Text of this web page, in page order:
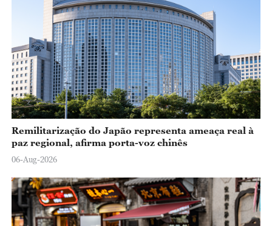
Remilitarização do Japão representa ameaça real à
paz regional, afirma porta-voz chinês
06-Aug-2026